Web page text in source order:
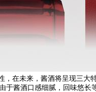
在未来，酱酒将呈现三大特
酱酒口感细腻，回味悠长